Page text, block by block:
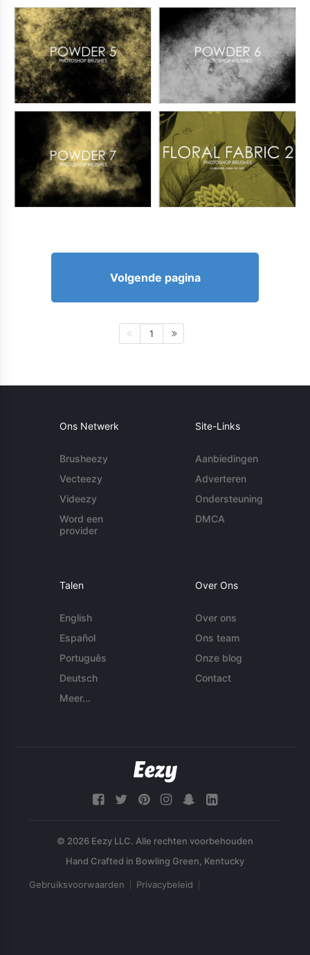
Volgende pagina
1
Ons Netwerk
Brusheezy
Vecteezy
Videezy
Word een
provider
Site-Links
Aanbiedingen
Adverteren
Ondersteuning
DMCA
Talen
English
Español
Português
Deutsch
Meer...
Over Ons
Over ons
Ons team
Onze blog
Contact
© 2026 Eezy LLC. Alle rechten voorbehouden
Gebruiksvoorwaarden Privacybeleid